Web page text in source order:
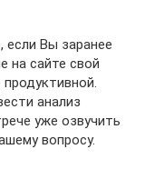
если Вы заранее
на сайте свой
анализ
уже озвучить
вопросу.